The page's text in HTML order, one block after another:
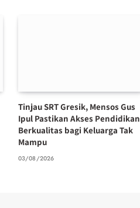
Tinjau SRT Gresik, Mensos Gus
Ipul Pastikan Akses Pendidikan
Berkualitas bagi Keluarga Tak
Mampu
03/08/2026